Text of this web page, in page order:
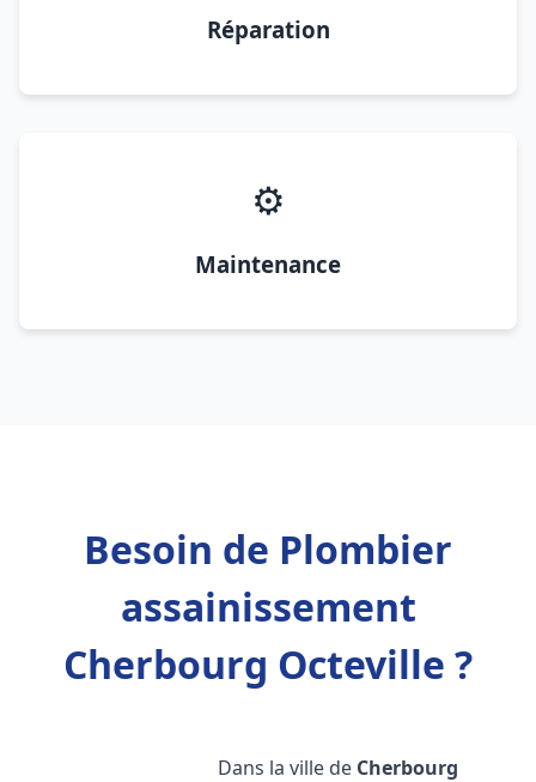
Réparation
⚙️
Maintenance
Besoin de Plombier
assainissement
Cherbourg Octeville ?
Dans la ville de Cherbourg